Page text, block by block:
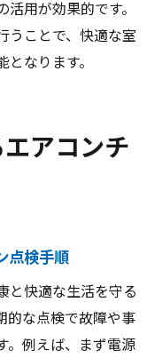
用が効果的です。
うことで、快適な室
なります。
アコンチ
点検手順
と快適な生活を守る
的な点検で故障や事
。例えば、まず電源